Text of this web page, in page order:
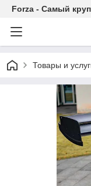
Forza - Самый
Товары и